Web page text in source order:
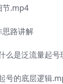
节.mp4
思路讲解
么是泛流量起
号的底层逻辑